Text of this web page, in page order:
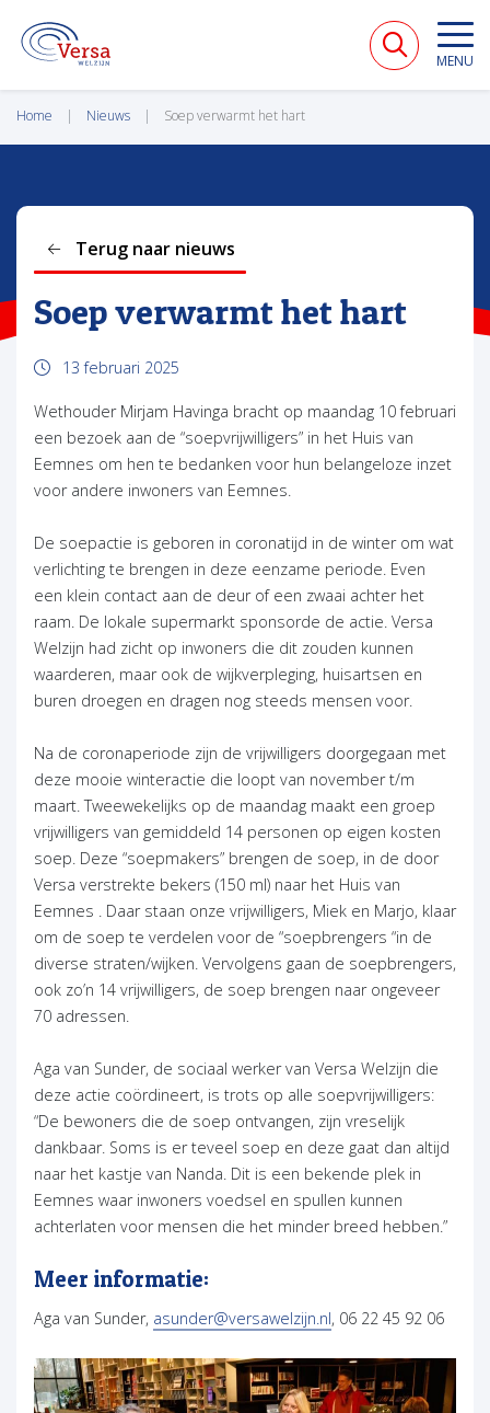
VERSA WELZIJN MENU
Home Nieuws Soep verwarmt het hart
Terug naar nieuws
Soep verwarmt het hart
13 februari 2025
Wethouder Mirjam Havinga bracht op maandag 10 februari
een bezoek aan de “soepvrijwilligers” in het Huis van
Eemnes om hen te bedanken voor hun belangeloze inzet
voor andere inwoners van Eemnes.
De soepactie is geboren in coronatijd in de winter om wat
verlichting te brengen in deze eenzame periode. Even
een klein contact aan de deur of een zwaai achter het
raam. De lokale supermarkt sponsorde de actie. Versa
Welzijn had zicht op inwoners die dit zouden kunnen
waarderen, maar ook de wijkverpleging, huisartsen en
buren droegen en dragen nog steeds mensen voor.
Na de coronaperiode zijn de vrijwilligers doorgegaan met
deze mooie winteractie die loopt van november t/m
maart. Tweewekelijks op de maandag maakt een groep
vrijwilligers van gemiddeld 14 personen op eigen kosten
soep. Deze “soepmakers” brengen de soep, in de door
Versa verstrekte bekers (150 ml) naar het Huis van
Eemnes . Daar staan onze vrijwilligers, Miek en Marjo, klaar
om de soep te verdelen voor de “soepbrengers “in de
diverse straten/wijken. Vervolgens gaan de soepbrengers,
ook zo’n 14 vrijwilligers, de soep brengen naar ongeveer
70 adressen.
Aga van Sunder, de sociaal werker van Versa Welzijn die
deze actie coördineert, is trots op alle soepvrijwilligers:
“De bewoners die de soep ontvangen, zijn vreselijk
dankbaar. Soms is er teveel soep en deze gaat dan altijd
naar het kastje van Nanda. Dit is een bekende plek in
Eemnes waar inwoners voedsel en spullen kunnen
achterlaten voor mensen die het minder breed hebben.”
Meer informatie:
Aga van Sunder, asunder@versawelzijn.nl, 06 22 45 92 06